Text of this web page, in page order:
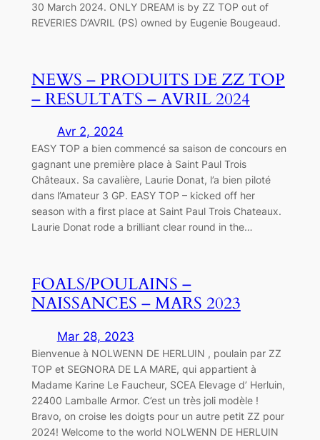
30 March 2024. ONLY DREAM is by ZZ TOP out of
REVERIES D’AVRIL (PS) owned by Eugenie Bougeaud.
NEWS – PRODUITS DE ZZ TOP
– RESULTATS – AVRIL 2024
Avr 2, 2024
EASY TOP a bien commencé sa saison de concours en
gagnant une première place à Saint Paul Trois
Châteaux. Sa cavalière, Laurie Donat, l’a bien piloté
dans l’Amateur 3 GP. EASY TOP – kicked off her
season with a first place at Saint Paul Trois Chateaux.
Laurie Donat rode a brilliant clear round in the…
FOALS/POULAINS –
NAISSANCES – MARS 2023
Mar 28, 2023
Bienvenue à NOLWENN DE HERLUIN , poulain par ZZ
TOP et SEGNORA DE LA MARE, qui appartient à
Madame Karine Le Faucheur, SCEA Elevage d’ Herluin,
22400 Lamballe Armor. C’est un très joli modèle !
Bravo, on croise les doigts pour un autre petit ZZ pour
2024! Welcome to the world NOLWENN DE HERLUIN